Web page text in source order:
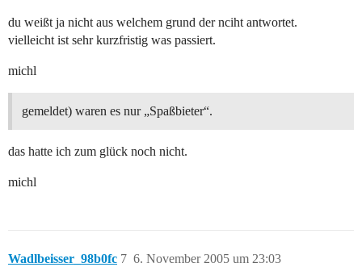
du weißt ja nicht aus welchem grund der nciht antwortet.
vielleicht ist sehr kurzfristig was passiert.
michl
gemeldet) waren es nur „Spaßbieter“.
das hatte ich zum glück noch nicht.
michl
Wadlbeisser_98b0fc 6. November 2005 um 23:03
7